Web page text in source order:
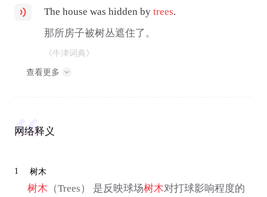
The house was hidden bytrees.
那所房子被树丛遮住了。
《牛津词典》
查看更多
网络释义
1 树木
树木 （Trees） 是反映球场树木对打球影响程度的